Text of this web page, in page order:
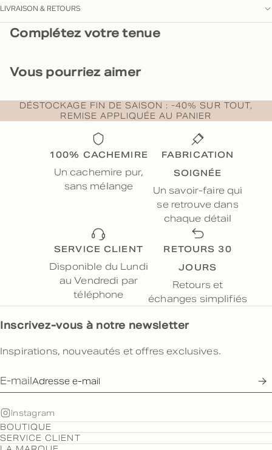
LIVRAISON & RETOURS
Complétez votre tenue
Vous pourriez aimer
DÉSTOCKAGE FIN DE SAISON : -40% SUR TOUT,
REMISE APPLIQUÉE AU PANIER
100% CACHEMIRE
Un cachemire pur,
sans mélange
FABRICATION
SOIGNÉE
Un savoir-faire qui
se retrouve dans
chaque détail
SERVICE CLIENT
Disponible du Lundi
au Vendredi par
téléphone
RETOURS 30
JOURS
Retours et
échanges simplifiés
Inscrivez-vous à notre newsletter
Inspirations, nouveautés et offres exclusives.
E-mail
Instagram
BOUTIQUE
SERVICE CLIENT